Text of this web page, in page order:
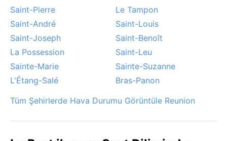
Saint-Pierre
Le Tampon
Saint-André
Saint-Louis
Saint-Joseph
Saint-Benoît
La Possession
Saint-Leu
Sainte-Marie
Sainte-Suzanne
L'Étang-Salé
Bras-Panon
Tüm Şehirlerde Hava Durumu Görüntüle Reunion